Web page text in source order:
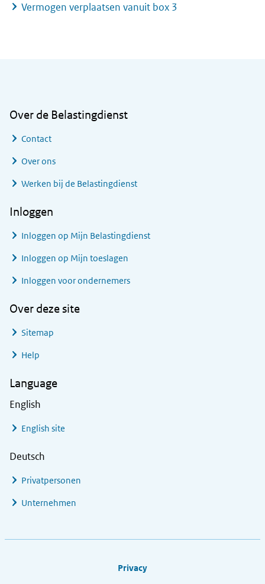
Vermogen verplaatsen vanuit box 3
Over de Belastingdienst
Contact
Over ons
Werken bij de Belastingdienst
Inloggen
Inloggen op Mijn Belastingdienst
Inloggen op Mijn toeslagen
Inloggen voor ondernemers
Over deze site
Sitemap
Help
Language
English
English site
Deutsch
Privatpersonen
Unternehmen
Privacy